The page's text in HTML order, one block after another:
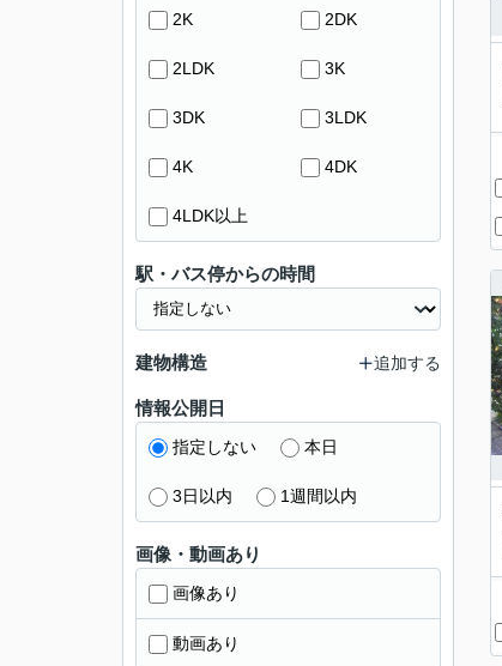
2K 2DK
2LDK 3K
3DK 3LDK
4K 4DK
4LDK以上
駅・バス停からの時間
建物構造 追加する
情報公開日
指定しない 本日
3日以内 1週間以内
画像・動画あり
画像あり
動画あり